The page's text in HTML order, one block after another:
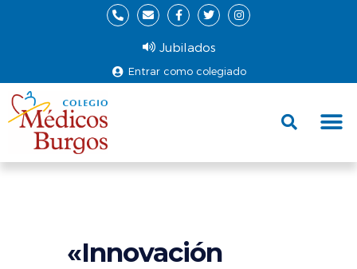
Entrar como colegiado
Jubilados
«Innovación